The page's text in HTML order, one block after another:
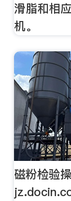
滑脂和相
机。
磁粉检验